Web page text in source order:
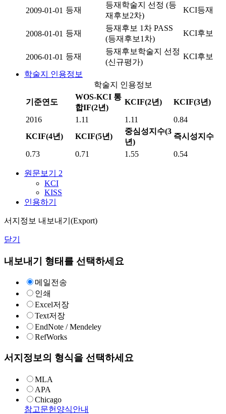
2009-01-01 등재
등재학술지 선정 (등
재후보2차)
KCI등재
2008-01-01 등재
등재후보 1차 PASS
(등재후보1차)
KCI후보
2006-01-01 등재
등재후보학술지 선정
(신규평가)
KCI후보
학술지 인용정보
학술지 인용정보
기준연도
WOS-KCI 통
합IF(2년)
KCIF(2년) KCIF(3년)
2016 1.11 1.11
0.84
KCIF(4년)
KCIF(5년)
중심성지수(3
년)
즉시성지수
0.73 0.71 1.55 0.54
원문보기 2
KCI
KISS
인용하기
서지정보 내보내기(Export)
닫기
내보내기 형태를 선택하세요
메일전송
인쇄
Excel저장
Text저장
EndNote / Mendeley
RefWorks
서지정보의 형식을 선택하세요
MLA
APA
Chicago
참고문헌양식안내